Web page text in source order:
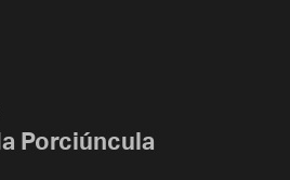
Porciúncula